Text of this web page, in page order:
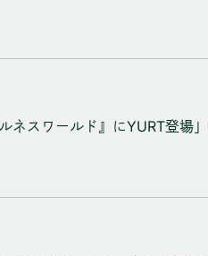
ネスワールド』にYURT登場